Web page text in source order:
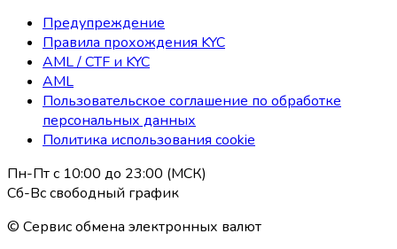
Предупреждение
Правила прохождения KYC
AML / CTF и KYC
AML
Пользовательское соглашение по обработке
персональных данных
Политика использования coоkie
Пн-Пт с 10:00 до 23:00 (МСК)
Сб-Вс свободный график
© Сервис обмена электронных валют